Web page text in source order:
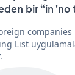
bir “in 'no
List